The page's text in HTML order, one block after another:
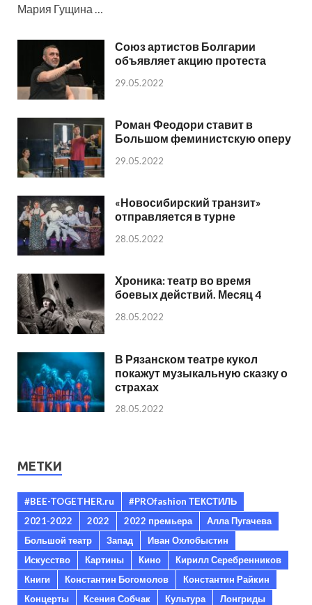
Мария Гущина …
Союз артистов Болгарии
объявляет акцию протеста
29.05.2022
Роман Феодори ставит в
Большом феминистскую оперу
29.05.2022
«Новосибирский транзит»
отправляется в турне
28.05.2022
Хроника: театр во время
боевых действий. Месяц 4
28.05.2022
В Рязанском театре кукол
покажут музыкальную сказку о
страхах
28.05.2022
МЕТКИ
#BEE-TOGETHER.ru
#PROfashion ТЕКСТИЛЬ
2021-2022
2022 2022 премьера
Алла Пугачева
Большой театр
Запад
Иван Охлобыстин
Искусство
Картины Кино
Кирилл Серебренников
Книги
Константин Богомолов
Константин Райкин
Концерты
Ксения Собчак Культура
Лонгриды